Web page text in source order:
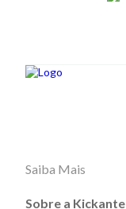
Saiba Mais
Sobre a Kickante